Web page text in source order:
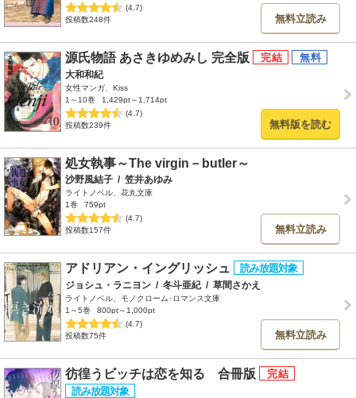
(4.7)
投稿数248件
無料立読み
源氏物語 あさきゆめみし 完全版
大和和紀
女性マンガ、Kiss
1～10巻
1,429pt～1,714pt
(4.7)
投稿数239件
無料版を読む
処女執事～The virgin－butler～
沙野風結子 / 笠井あゆみ
ライトノベル、花丸文庫
1巻
759pt
(4.7)
投稿数157件
無料立読み
アドリアン・イングリッシュ
ジョシュ・ラニヨン / 冬斗亜紀 / 草間さかえ
ライトノベル、モノクローム･ロマンス文庫
1～5巻
800pt～1,000pt
(4.7)
投稿数75件
無料立読み
彷徨うビッチは恋を知る 合冊版